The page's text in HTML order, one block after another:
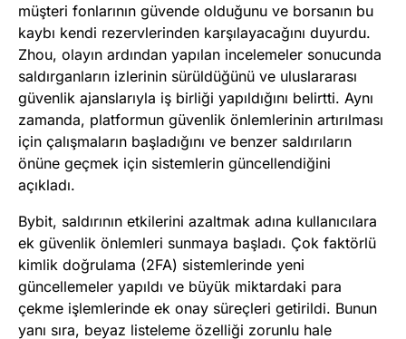
müşteri fonlarının güvende olduğunu ve borsanın bu
kaybı kendi rezervlerinden karşılayacağını duyurdu.
Zhou, olayın ardından yapılan incelemeler sonucunda
saldırganların izlerinin sürüldüğünü ve uluslararası
güvenlik ajanslarıyla iş birliği yapıldığını belirtti. Aynı
zamanda, platformun güvenlik önlemlerinin artırılması
için çalışmaların başladığını ve benzer saldırıların
önüne geçmek için sistemlerin güncellendiğini
açıkladı.
Bybit, saldırının etkilerini azaltmak adına kullanıcılara
ek güvenlik önlemleri sunmaya başladı. Çok faktörlü
kimlik doğrulama (2FA) sistemlerinde yeni
güncellemeler yapıldı ve büyük miktardaki para
çekme işlemlerinde ek onay süreçleri getirildi. Bunun
yanı sıra, beyaz listeleme özelliği zorunlu hale